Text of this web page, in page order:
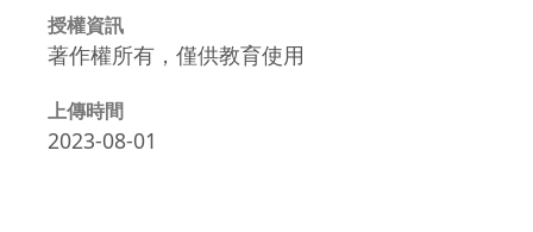
授權資訊
著作權所有，僅供教育使用
上傳時間
2023-08-01